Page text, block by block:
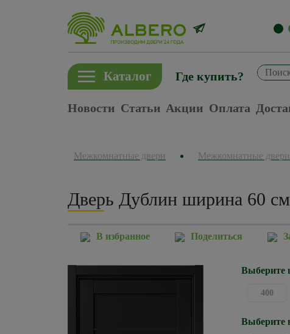
Каталог Где купить?
Новости Статьи Акции Оплата
Межкомнатные двери Межкомнатные двери
Дверь Дублин ширина 60
В избранное Поделиться
Выберите
400
Выберите